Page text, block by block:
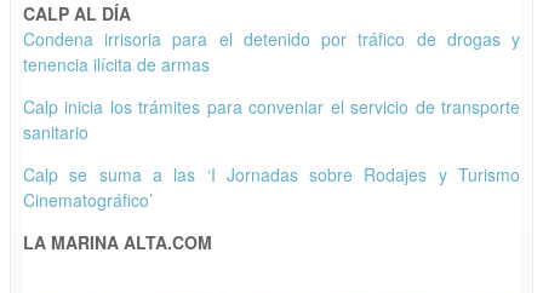
CALP AL DÍA
Condena irrisoria para el detenido por tráfico de drogas y
tenencia ilícita de armas
Calp inicia los trámites para conveniar el servicio de transporte
sanitario
Calp se suma a las ‘I Jornadas sobre Rodajes y Turismo
Cinematográfico’
LA MARINA ALTA.COM